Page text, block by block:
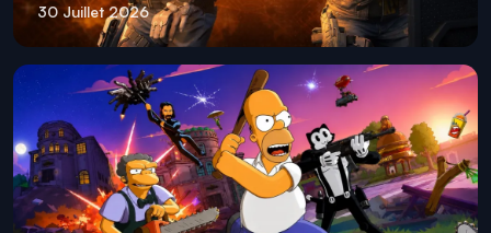
30 Juillet 2026